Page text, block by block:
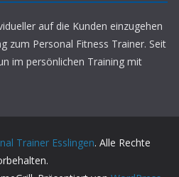
auf die Kunden einzugehen
zum Personal Fitness Trainer. Seit
im persönlichen Training mit
Trainer Esslingen. Alle Rechte